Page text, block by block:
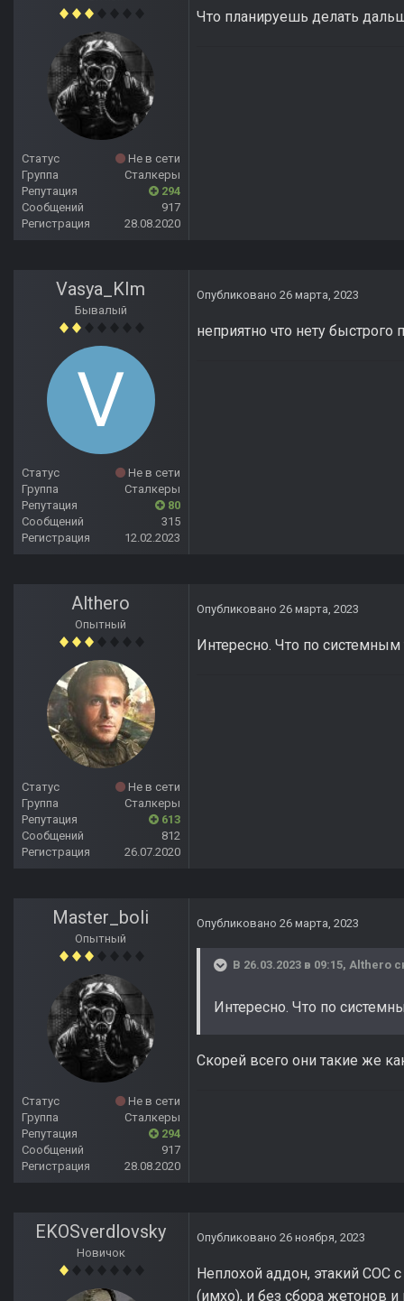
Статус
Не в сети
Группа
Сталкеры
Репутация
294
Сообщений
917
Регистрация
28.08.2020
Что планируешь делать
Vasya_KIm
Бывалый
Статус
Не в сети
Группа
Сталкеры
Репутация
80
Сообщений
315
Регистрация
12.02.2023
Опубликовано 26 марта, 2023
неприятно что нету
Althero
Опытный
Статус
Не в сети
Группа
Сталкеры
Репутация
613
Сообщений
812
Регистрация
26.07.2020
Опубликовано 26 марта, 2023
Интересно. Что по
Master_boli
Опытный
Статус
Не в сети
Группа
Сталкеры
Репутация
294
Сообщений
917
Регистрация
28.08.2020
Опубликовано 26 марта, 2023
В 26.03.2023 в 09:15, Althero
Интересно. Что по
Скорей всего они такие же
EKOSverdlovsky
Новичок
Опубликовано 26 ноября, 2023
Неплохой аддон, этакий COC
(имхо), и без сбора жетонов и